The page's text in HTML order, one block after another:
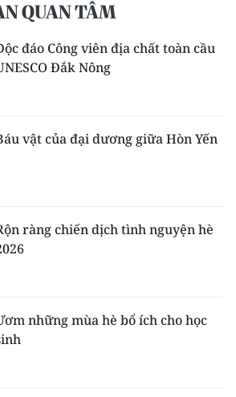
núi phía Bắc
Bộ và Tây
Long
QUAN TÂM
đáo Công viên địa chất toàn cầu
Đắk Nông
vật của đại dương giữa Hòn Yến
ràng chiến dịch tình nguyện hè
những mùa hè bổ ích cho học